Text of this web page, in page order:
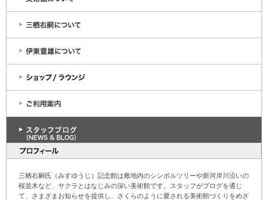
三栖右嗣氏（みすゆうじ）記念館は敷地内のシンボルツリーや新河岸川沿いの
桜並木など、サクラとはなじみの深い美術館です。スタッフがブログを通じ
て、さまざまお知らせを提供し、さくらのように愛される美術館づくりをめざ